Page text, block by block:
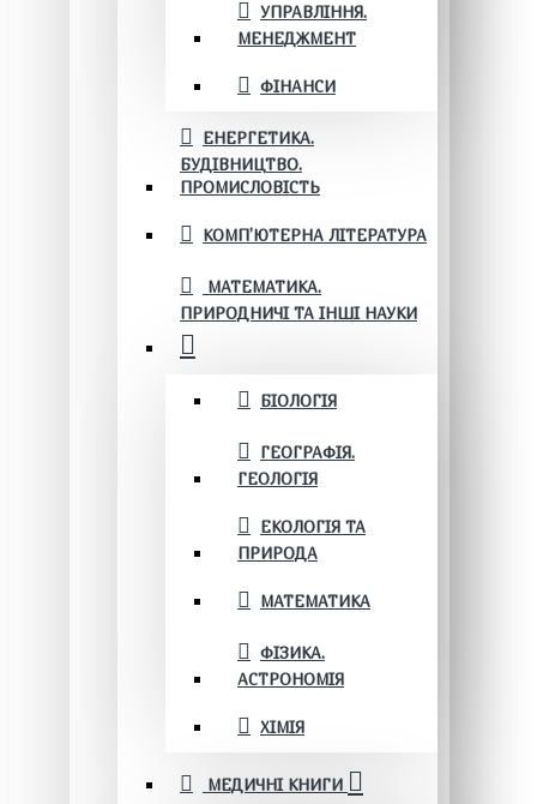
УПРАВЛІННЯ.
МЕНЕДЖМЕНТ
ФІНАНСИ
ЕНЕРГЕТИКА.
БУДІВНИЦТВО.
ПРОМИСЛОВІСТЬ
КОМП'ЮТЕРНА ЛІТЕРАТУРА
МАТЕМАТИКА.
ПРИРОДНИЧІ ТА ІНШІ НАУКИ
БІОЛОГІЯ
ГЕОГРАФІЯ.
ГЕОЛОГІЯ
ЕКОЛОГІЯ ТА
ПРИРОДА
МАТЕМАТИКА
ФІЗИКА.
АСТРОНОМІЯ
ХІМІЯ
МЕДИЧНІ КНИГИ